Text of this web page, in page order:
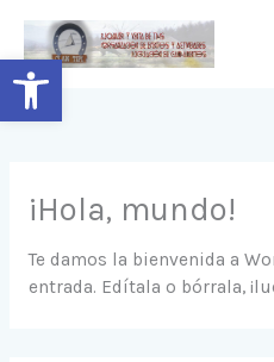
Abrir barra de
contenido
¡Hola, mundo!
Te damos la bienvenida a
entrada. Edítala o bórrala,